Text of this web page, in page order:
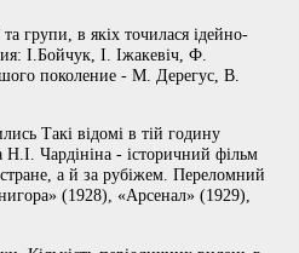
та групи, в якіх точилася ідейно-
І.Бойчук, І. Іжакевіч, Ф.
поколение - М. Дерегус, В.
Такі відомі в тій годину
Чардініна - історичний фільм
а й за рубіжем. Переломний
(1928), «Арсенал» (1929),